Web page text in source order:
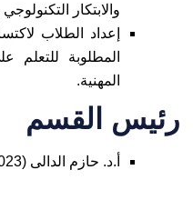
والابتكار
إعداد الطلاب
المطلوبة للتعلم
المهنية.
رئيس القسم
أ.د. حازم الدالى (2023 حتى الآن).